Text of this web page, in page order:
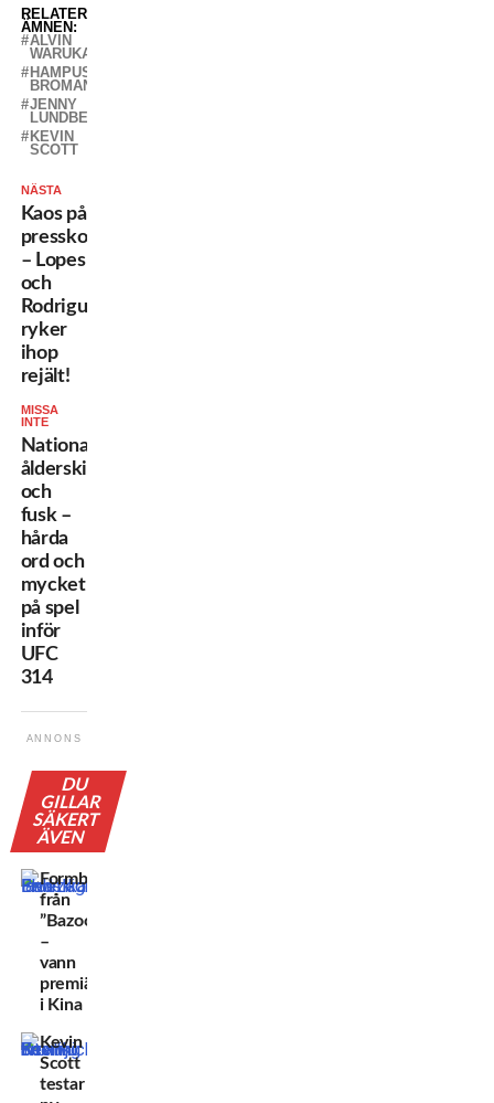
RELATERADE
ÄMNEN:
ALVIN
WARUKAGA
HAMPUS
BROMAN
JENNY
LUNDBERG
KEVIN
SCOTT
NÄSTA
Kaos på
presskonferensen
– Lopes
och
Rodriguez
ryker
ihop
rejält!
MISSA
INTE
Nationalitet,
ålderskillnad
och
fusk –
hårda
ord och
mycket
på spel
inför
UFC
314
ANNONS
DU
GILLAR
SÄKERT
ÄVEN
Formbesked
från
”Bazooka”
–
vann
premiärmatchen
i Kina
Kevin
Scott
testar